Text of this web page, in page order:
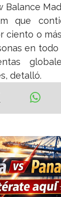
Balance
que
ciento o
en
detalló.